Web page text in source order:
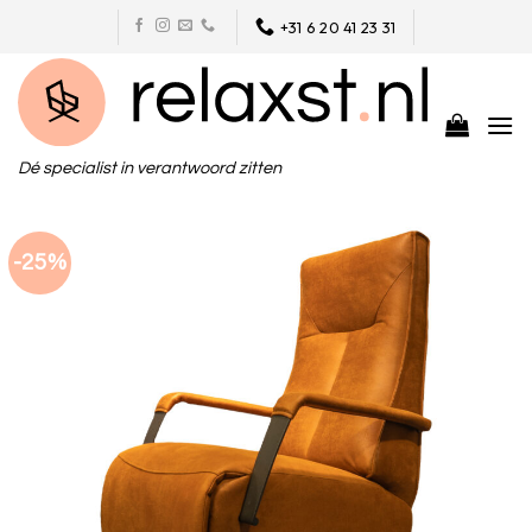
content
+31 6 20 41 23 31
Dé specialist in verantwoord zitten
-25%